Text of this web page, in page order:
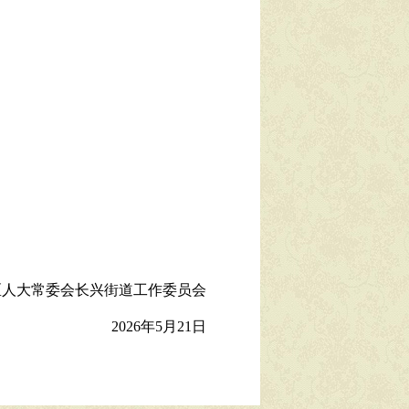
人大常委会长兴街道工作委员会
2026年5月 21 日